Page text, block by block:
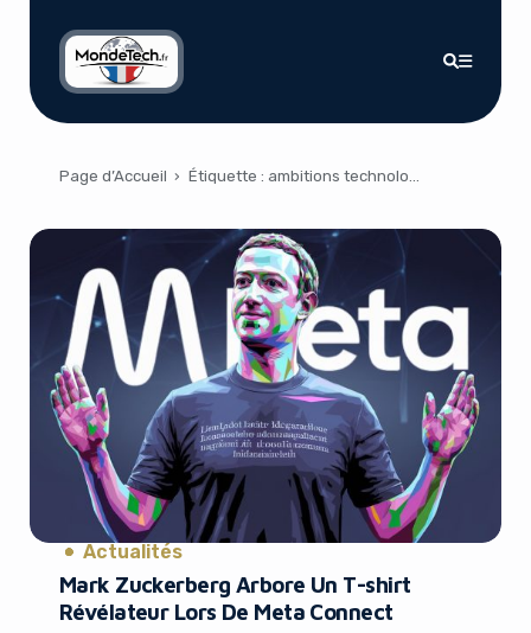
Page d’Accueil › Étiquette : ambitions technologiques
Actualités
Mark Zuckerberg Arbore Un T-shirt
Révélateur Lors De Meta Connect